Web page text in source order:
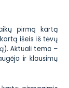
pirmą kartą
išeis iš tėvų
Aktuali tema –
ir klausimų